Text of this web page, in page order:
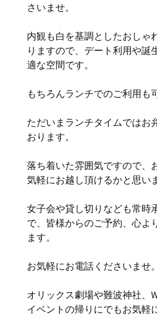
さいませ。
内観も白を基調としたおしゃ
りますので、デート利用や誕
適な空間です。
もちろんランチでのご利用も
ただいまランチタイムではお
おります。
落ち着いた雰囲気ですので、
気軽にお越し頂けるかと思い
女子会や貸し切りなども常時
で、皆様からのご予約、心よ
ます。
お気軽にお電話くださいませ。
オリックス劇場や難波神社、
イベントの帰りにでもお気軽